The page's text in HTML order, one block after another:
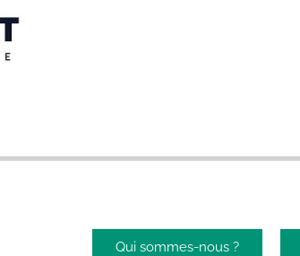
Qui sommes-nous ?